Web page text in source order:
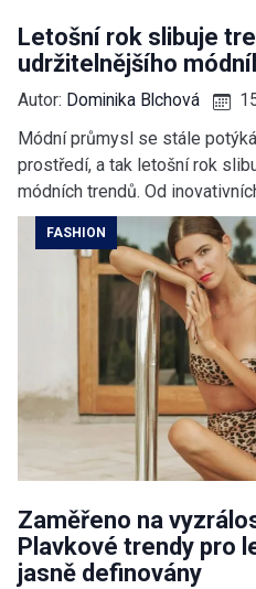
Letošní rok slibuje
udržitelnějšího
Autor: Dominika Blchová
Módní průmysl se stále
prostředí, a tak letošní rok
módních trendů. Od
FASHION
Zaměřeno na
Plavkové trendy pro
jasně definovány